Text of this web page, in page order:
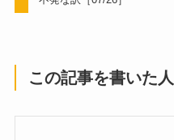
この記事を書いた人